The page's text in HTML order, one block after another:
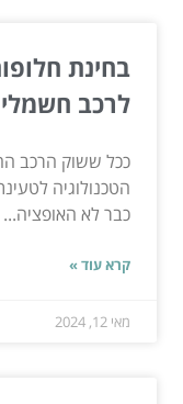
בחינת
לרכב חשמלי
הטכנולוגיה
כבר לא האופציה...
קרא עוד »
מאי 12, 2024